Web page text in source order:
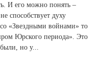
И его можно понять –
способствует духу
«Звездными войнами» то
Юрского периода». Это
но у...